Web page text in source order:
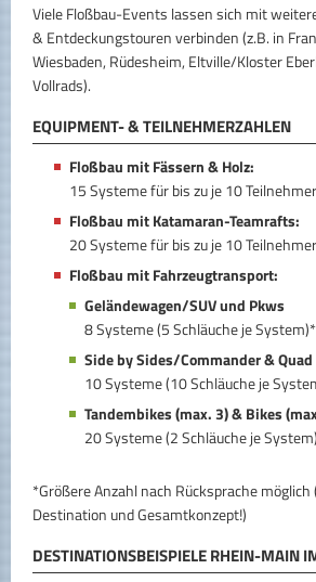
Viele Floßbau-Events lassen sich mit
& Entdeckungstouren verbinden (z.B. in
Wiesbaden, Rüdesheim, Eltville/Kloster
Vollrads).
EQUIPMENT- & TEILNEHMERZAHLEN
Floßbau mit Fässern & Holz:
15 Systeme für bis zu je 10
Floßbau mit Katamaran-Teamrafts:
20 Systeme für bis zu je 10
Floßbau mit Fahrzeugtransport:
Geländewagen/SUV und Pkws
8 Systeme (5 Schläuche je System)*
Side by Sides/Commander & Quad
10 Systeme (10 Schläuche je
Tandembikes (max. 3) & Bikes
20 Systeme (2 Schläuche je
*Größere Anzahl nach Rücksprache möglich
Destination und Gesamtkonzept!)
DESTINATIONSBEISPIELE RHEIN-MAIN